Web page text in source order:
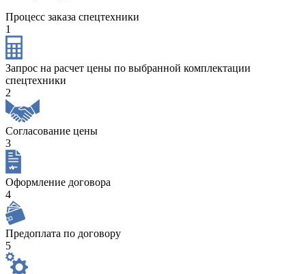
Процесс заказа спецтехники
1
Запрос на расчет цены по выбранной комплектации
спецтехники
2
Согласование цены
3
Оформление договора
4
Предоплата по договору
5